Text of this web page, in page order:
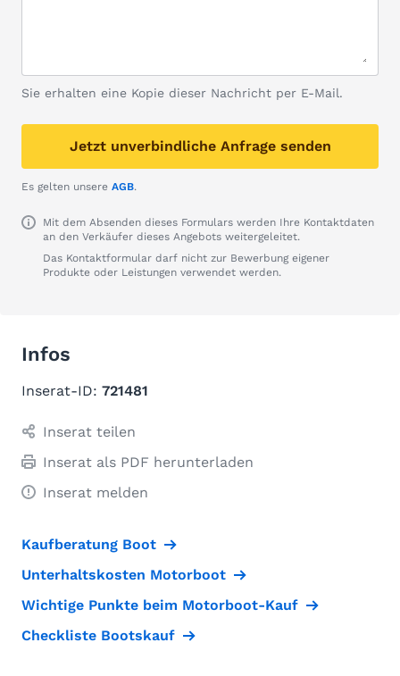
Sie erhalten eine Kopie dieser Nachricht per E-Mail.
Jetzt unverbindliche Anfrage senden
Es gelten unsere AGB.
Mit dem Absenden dieses Formulars werden Ihre Kontaktdaten
an den Verkäufer dieses Angebots weitergeleitet.
Das Kontaktformular darf nicht zur Bewerbung eigener
Produkte oder Leistungen verwendet werden.
Infos
Inserat-ID: 721481
Inserat teilen
Inserat als PDF herunterladen
Inserat melden
Kaufberatung Boot
Unterhaltskosten Motorboot
Wichtige Punkte beim Motorboot-Kauf
Checkliste Bootskauf